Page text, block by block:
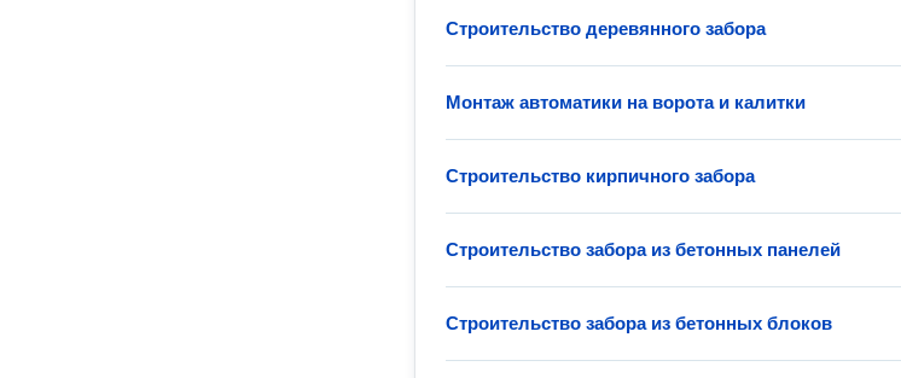
Строительство деревянного забора
Монтаж автоматики на ворота и калитки
Строительство кирпичного забора
Строительство забора из бетонных панелей
Строительство забора из бетонных блоков